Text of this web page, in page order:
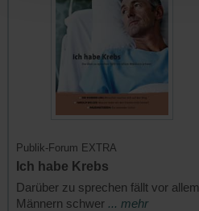
Publik-Forum EXTRA
Ich habe Krebs
Darüber zu sprechen fällt vor allem
Männern schwer ... mehr